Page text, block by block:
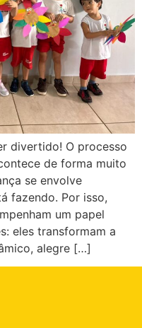
divertido! O processo
de forma muito
se envolve
fazendo. Por isso,
um papel
eles transformam a
alegre […]